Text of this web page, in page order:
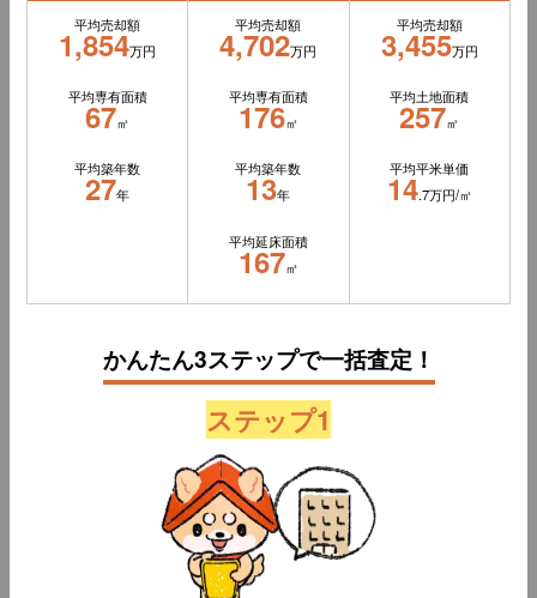
平均売却額
1,854万円
平均専有面積
67㎡
平均築年数
27年
平均売却額
4,702万円
平均専有面積
176㎡
平均築年数
13年
平均延床面積
167㎡
平均売却額
3,455万円
平均土地面積
257㎡
平均平米単価
14.7万円/㎡
かんたん3ステップで一括査定！
ステップ1